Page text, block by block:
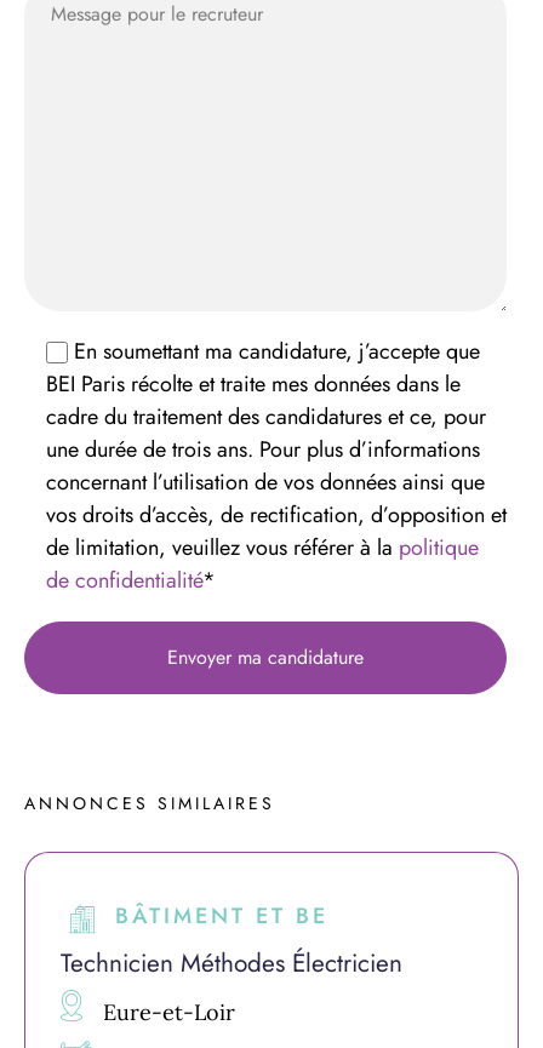
En soumettant ma candidature, j’accepte que
BEI Paris récolte et traite mes données dans le
cadre du traitement des candidatures et ce, pour
une durée de trois ans. Pour plus d’informations
concernant l’utilisation de vos données ainsi que
vos droits d’accès, de rectification, d’opposition et
de limitation, veuillez vous référer à la politique
de confidentialité*
ANNONCES SIMILAIRES
BÂTIMENT ET BE
Technicien Méthodes Électricien
Eure-et-Loir